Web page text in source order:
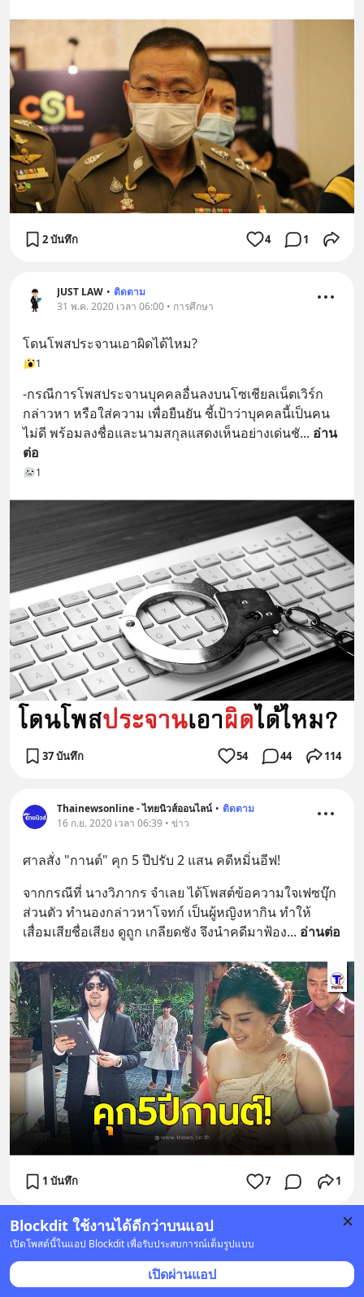
Blockdit ใช้งานได้ดีกว่าบนแอป
เปิดโพสต์นี้ในแอป Blockdit เพื่อรับประสบการณ์เต็มรูปแบบ
เปิดผ่านแอป
2 บันทึก 4 1
JUST LAW • ติดตาม
31 พ.ค. 2020 เวลา 06:00 • การศึกษา
โดนโพสประจานเอาผิดได้ไหม?
1
-กรณีการโพสประจานบุคคลอื่นลงบนโซเชียลเน็ตเวิร์ก
กล่าวหา หรือใส่ความ เพื่อยืนยัน ชี้เป้าว่าบุคคลนี้เป็นคน
ไม่ดี พร้อมลงชื่อและนามสกุลแสดงเห็นอย่างเด่นชั... อ่าน
ต่อ
1
37 บันทึก 54 44 114
Thainewsonline - ไทยนิวส์ออนไลน์ • ติดตาม
16 ก.ย. 2020 เวลา 06:39 • ข่าว
ศาลสั่ง "กานต์" คุก 5 ปีปรับ 2 แสน คดีหมิ่นอีฟ!
จากกรณีที่ นางวิภากร จำเลย ได้โพสต์ข้อความใจเฟซบุ๊ก
ส่วนตัว ทำนองกล่าวหาโจทก์ เป็นผู้หญิงหากิน ทำให้
เสื่อมเสียชื่อเสียง ดูถูก เกลียดชัง จึงนำคดีมาฟ้อง... อ่านต่อ
1 บันทึก 7 1
Thainewsonline - ไทยนิวส์ออนไลน์
12 มิ.ย. 2021 เวลา 06:01 • ข่าว
อัยการสั่งฟ้อง"ทนายตั้ม"เพิ่ม ม.181 คดี เอมี่ อาเมเรีย